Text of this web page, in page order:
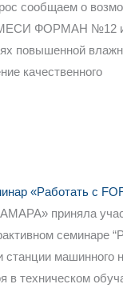
сообщаем о
ФОРМАН №12 и
повышенной
качественного
«Работать с
приняла
семинаре
станции машинного
в техническом